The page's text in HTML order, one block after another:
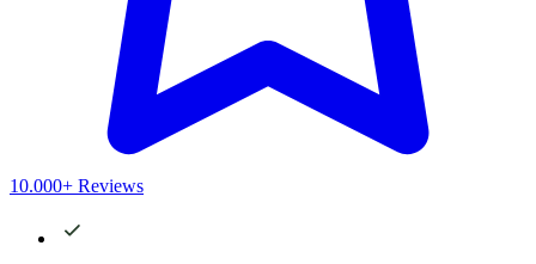
10.000+ Reviews